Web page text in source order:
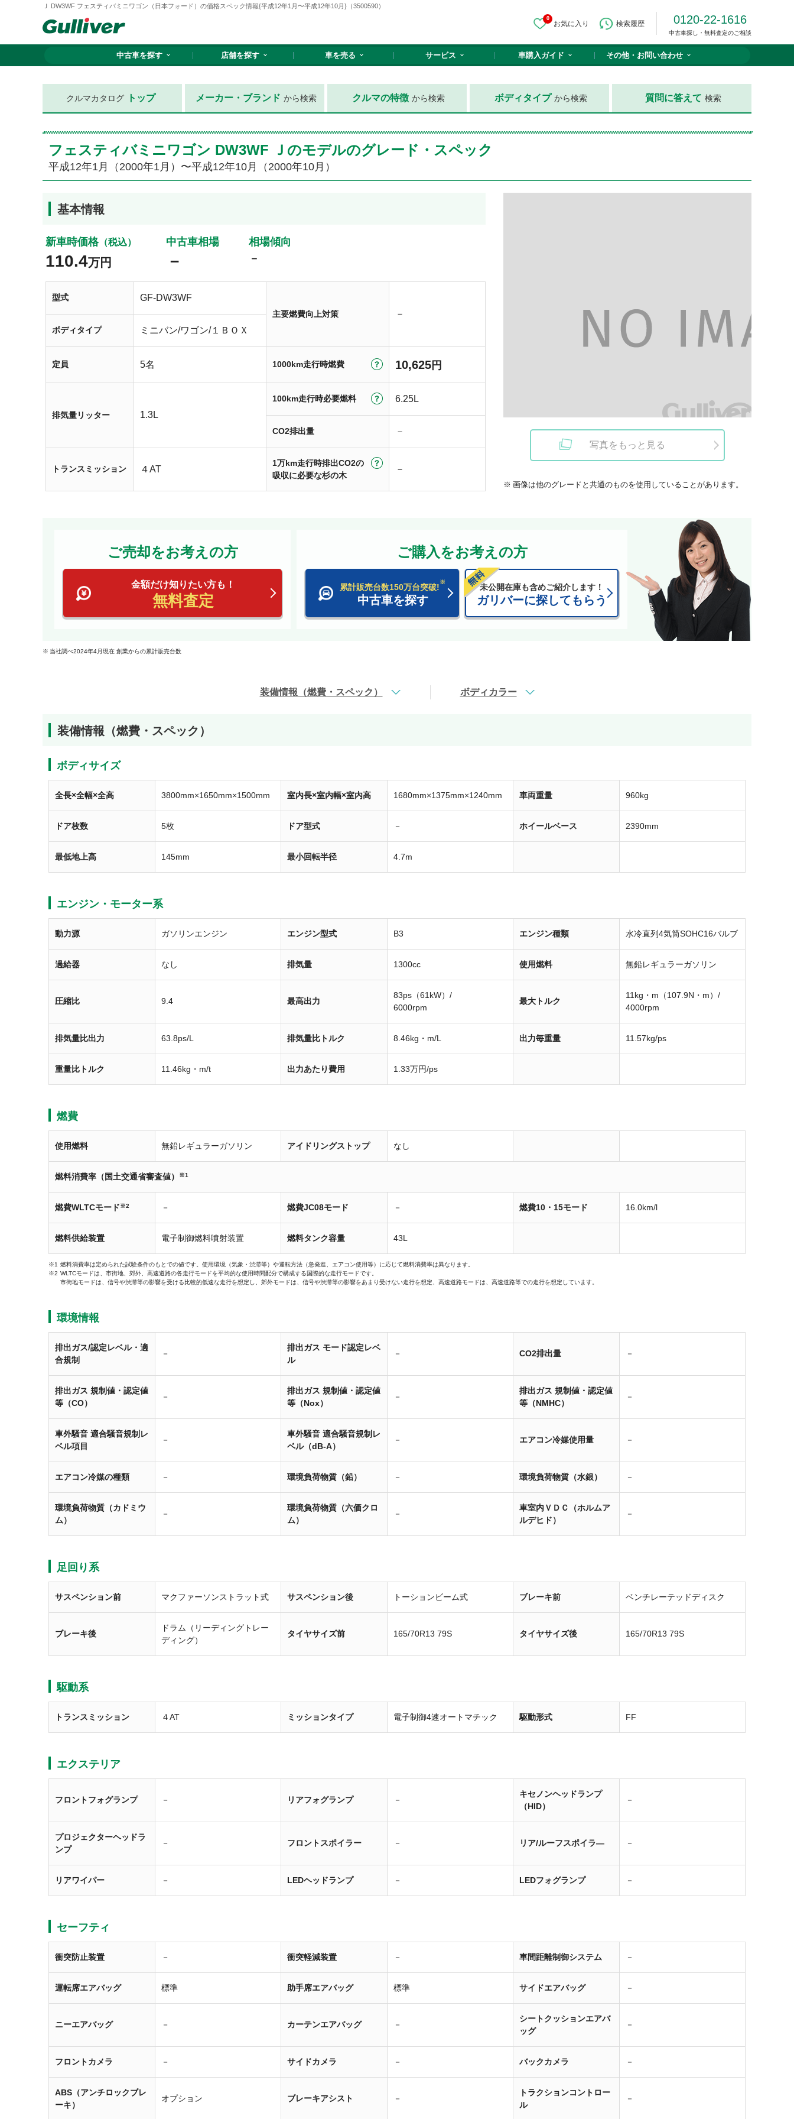
Ｊ DW3WF フェスティバミニワゴン（日本フォード）の価格スペック情報{平成12年1月〜平成12年10月}（3500590）
0
お気に入り 検索履歴 0120-22-1616
中古車探し・無料査定のご相談
中古車を探す 店舗を探す 車を売る サービス 車購入ガイド その他・ お問い合わせ
クルマカタログ トップ メーカー・ブランド から検索 クルマの特徴 から検索 ボディタイプ から検索 質問に答えて 検索
フェスティバミニワゴン DW3WF Ｊのモデルのグレード・スペック
平成12年1月（2000年1月）〜平成12年10月（2000年10月）
基本情報
新車時価格（税込）
110.4万円
中古車相場
－
相場傾向
－
型式 GF-DW3WF
主要燃費向上対策 －
ボディタイプ ミニバン/ワゴン/１ＢＯＸ
定員 5名 1000km走行時燃費 10,625 円
排気量リッター 1.3L
100km走行時必要燃料 6.25L
CO2排出量 －
トランスミッション ４AT
1万km走行時排出CO2の
吸収に必要な杉の木
－
写真をもっと見る
画像は他のグレードと共通のものを使用していることがあります。
ご売却をお考えの方
金額だけ知りたい方も！
無料査定
ご購入をお考えの方
累計販売台数150万台突破!
※
中古車を探す
未公開在庫も含めご紹介します！
ガリバーに探してもらう
当社調べ2024年4月現在 創業からの累計販売台数
装備情報（燃費・スペック） ボディカラー
装備情報（燃費・スペック）
ボディサイズ
全長×全幅×全高 3800mm×1650mm×1500mm 室内長×室内幅×室内高 1680mm×1375mm×1240mm 車両重量 960kg
ドア枚数 5枚 ドア型式 － ホイールベース 2390mm
最低地上高 145mm 最小回転半径 4.7m
エンジン・モーター系
動力源 ガソリンエンジン エンジン型式 B3 エンジン種類 水冷直列4気筒SOHC16バルブ
過給器 なし 排気量 1300cc 使用燃料 無鉛レギュラーガソリン
圧縮比 9.4 最高出力
83ps（61kW）/
6000rpm
最大トルク
11kg・m（107.9N・m）/
4000rpm
排気量比出力 63.8ps/L 排気量比トルク 8.46kg・m/L 出力毎重量 11.57kg/ps
重量比トルク 11.46kg・m/t 出力あたり費用 1.33万円/ps
燃費
使用燃料 無鉛レギュラーガソリン アイドリングストップ なし
燃料消費率（国土交通省審査値） ※1
燃費WLTCモード※2 － 燃費JC08モード － 燃費10・15モード 16.0km/l
燃料供給装置 電子制御燃料噴射装置 燃料タンク容量 43L
燃料消費率は定められた試験条件のもとでの値です。使用環境（気象・渋滞等）や運転方法（急発進、エアコン使用等）に応じて燃料消費率は異なります。
WLTCモードは、市街地、郊外、高速道路の各走行モードを平均的な使用時間配分で構成する国際的な走行モードです。
市街地モードは、信号や渋滞等の影響を受ける比較的低速な走行を想定し、郊外モードは、信号や渋滞等の影響をあまり受けない走行を想定、高速道路モードは、高速道路等での走行を想定しています。
環境情報
排出ガス/認定レベル・適
合規制
－
排出ガス モード認定レベ
ル
－ CO2排出量 －
排出ガス 規制値・認定値
等（CO）
－
排出ガス 規制値・認定値
等（Nox）
－
排出ガス 規制値・認定値
等（NMHC）
－
車外騒音 適合騒音規制レ
ベル項目
－
車外騒音 適合騒音規制レ
ベル（dB-A）
－ エアコン冷媒使用量 －
エアコン冷媒の種類 － 環境負荷物質（鉛） － 環境負荷物質（水銀） －
環境負荷物質（カドミウ
ム）
－
環境負荷物質（六価クロ
ム）
－
車室内ＶＤＣ（ホルムア
ルデヒド）
－
足回り系
サスペンション前 マクファーソンストラット式 サスペンション後 トーションビーム式 ブレーキ前 ベンチレーテッドディスク
ブレーキ後
ドラム（リーディングトレー
ディング）
タイヤサイズ前 165/70R13 79S タイヤサイズ後 165/70R13 79S
駆動系
トランスミッション ４AT ミッションタイプ 電子制御4速オートマチック 駆動形式 FF
エクステリア
フロントフォグランプ － リアフォグランプ －
キセノンヘッドランプ
（HID）
－
プロジェクターヘッドラ
ンプ
－ フロントスポイラー － リア/ルーフスポイラ― －
リアワイパー － LEDヘッドランプ － LEDフォグランプ －
セーフティ
衝突防止装置 － 衝突軽減装置 － 車間距離制御システム －
運転席エアバッグ 標準 助手席エアバッグ 標準 サイドエアバッグ －
ニーエアバッグ － カーテンエアバッグ －
シートクッションエアバ
ッグ
－
フロントカメラ － サイドカメラ － バックカメラ －
ABS（アンチロックブレ
ーキ）
オプション ブレーキアシスト －
トラクションコントロー
ル
－